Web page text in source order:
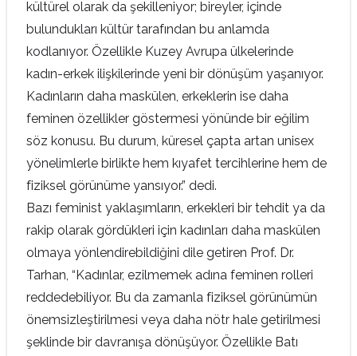
kültürel olarak da şekilleniyor; bireyler, içinde
bulundukları kültür tarafından bu anlamda
kodlanıyor. Özellikle Kuzey Avrupa ülkelerinde
kadın-erkek ilişkilerinde yeni bir dönüşüm yaşanıyor.
Kadınların daha maskülen, erkeklerin ise daha
feminen özellikler göstermesi yönünde bir eğilim
söz konusu. Bu durum, küresel çapta artan unisex
yönelimlerle birlikte hem kıyafet tercihlerine hem de
fiziksel görünüme yansıyor.” dedi.
Bazı feminist yaklaşımların, erkekleri bir tehdit ya da
rakip olarak gördükleri için kadınları daha maskülen
olmaya yönlendirebildiğini dile getiren Prof. Dr.
Tarhan, “Kadınlar, ezilmemek adına feminen rolleri
reddedebiliyor. Bu da zamanla fiziksel görünümün
önemsizleştirilmesi veya daha nötr hale getirilmesi
şeklinde bir davranışa dönüşüyor. Özellikle Batı